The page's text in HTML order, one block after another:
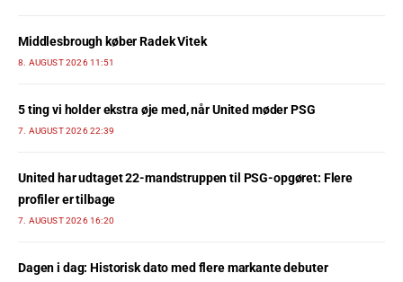
Middlesbrough køber Radek Vitek
8. AUGUST 2026 11:51
5 ting vi holder ekstra øje med, når United møder PSG
7. AUGUST 2026 22:39
United har udtaget 22-mandstruppen til PSG-opgøret: Flere
profiler er tilbage
7. AUGUST 2026 16:20
Dagen i dag: Historisk dato med flere markante debuter